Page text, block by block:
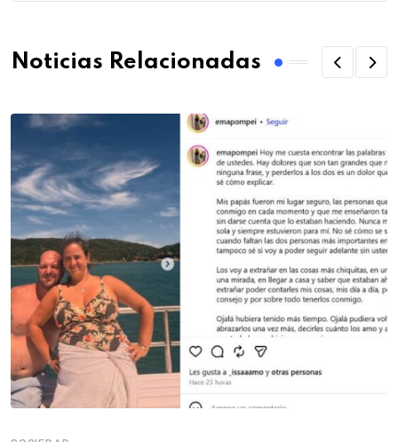
Noticias Relacionadas